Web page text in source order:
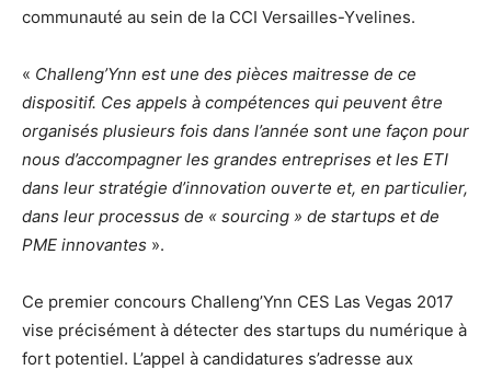
communauté au sein de la CCI Versailles-Yvelines.
« Challeng’Ynn est une des pièces maitresse de ce
dispositif. Ces appels à compétences qui peuvent être
organisés plusieurs fois dans l’année sont une façon pour
nous d’accompagner les grandes entreprises et les ETI
dans leur stratégie d’innovation ouverte et, en particulier,
dans leur processus de « sourcing » de startups et de
PME innovantes ».
Ce premier concours Challeng’Ynn CES Las Vegas 2017
vise précisément à détecter des startups du numérique à
fort potentiel. L’appel à candidatures s’adresse aux